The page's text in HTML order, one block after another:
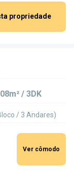
propriedade
/ 3DK
/ 3 Andares)
Ver cômodo